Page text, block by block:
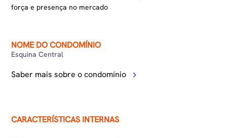
força e presença no mercado
NOME DO CONDOMÍNIO
Esquina Central
Saber mais sobre o condomínio
CARACTERÍSTICAS INTERNAS